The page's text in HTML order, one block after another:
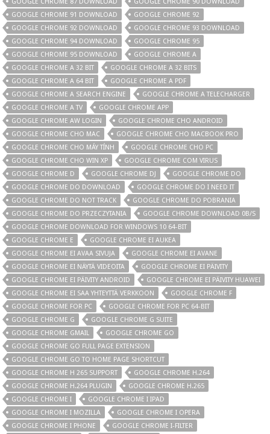
GOOGLE CHROME 91 DOWNLOAD
GOOGLE CHROME 92
GOOGLE CHROME 92 DOWNLOAD
GOOGLE CHROME 93 DOWNLOAD
GOOGLE CHROME 94 DOWNLOAD
GOOGLE CHROME 95
GOOGLE CHROME 95 DOWNLOAD
GOOGLE CHROME A
GOOGLE CHROME A 32 BIT
GOOGLE CHROME A 32 BITS
GOOGLE CHROME A 64 BIT
GOOGLE CHROME A PDF
GOOGLE CHROME A SEARCH ENGINE
GOOGLE CHROME A TELECHARGER
GOOGLE CHROME A TV
GOOGLE CHROME APP
GOOGLE CHROME AW LOGIN
GOOGLE CHROME CHO ANDROID
GOOGLE CHROME CHO MAC
GOOGLE CHROME CHO MACBOOK PRO
GOOGLE CHROME CHO MÁY TÍNH
GOOGLE CHROME CHO PC
GOOGLE CHROME CHO WIN XP
GOOGLE CHROME COM VIRUS
GOOGLE CHROME D
GOOGLE CHROME DJ
GOOGLE CHROME DO
GOOGLE CHROME DO DOWNLOAD
GOOGLE CHROME DO I NEED IT
GOOGLE CHROME DO NOT TRACK
GOOGLE CHROME DO POBRANIA
GOOGLE CHROME DO PRZECZYTANIA
GOOGLE CHROME DOWNLOAD 0B/S
GOOGLE CHROME DOWNLOAD FOR WINDOWS 10 64-BIT
GOOGLE CHROME E
GOOGLE CHROME EI AUKEA
GOOGLE CHROME EI AVAA SIVUJA
GOOGLE CHROME EI AVANE
GOOGLE CHROME EI NÄYTÄ VIDEOITA
GOOGLE CHROME EI PÄIVITY
GOOGLE CHROME EI PÄIVITY ANDROID
GOOGLE CHROME EI PÄIVITY HUAWEI
GOOGLE CHROME EI SAA YHTEYTTÄ VERKKOON
GOOGLE CHROME F
GOOGLE CHROME FOR PC
GOOGLE CHROME FOR PC 64-BIT
GOOGLE CHROME G
GOOGLE CHROME G SUITE
GOOGLE CHROME GMAIL
GOOGLE CHROME GO
GOOGLE CHROME GO FULL PAGE EXTENSION
GOOGLE CHROME GO TO HOME PAGE SHORTCUT
GOOGLE CHROME H 265 SUPPORT
GOOGLE CHROME H.264
GOOGLE CHROME H.264 PLUGIN
GOOGLE CHROME H.265
GOOGLE CHROME I
GOOGLE CHROME I IPAD
GOOGLE CHROME I MOZILLA
GOOGLE CHROME I OPERA
GOOGLE CHROME I PHONE
GOOGLE CHROME I-FILTER